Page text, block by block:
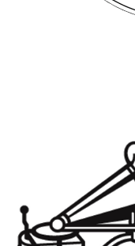
[PYE] A.ボールト/
ーマン:交響曲1番,
・ストラヴィンス
・ショスタコーヴ